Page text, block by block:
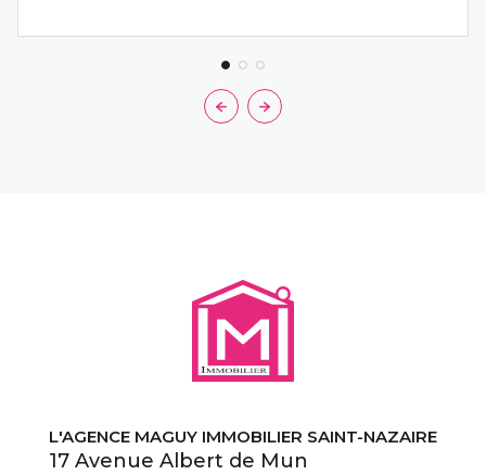
L'AGENCE MAGUY IMMOBILIER SAINT-NAZAIRE
17 Avenue Albert de Mun